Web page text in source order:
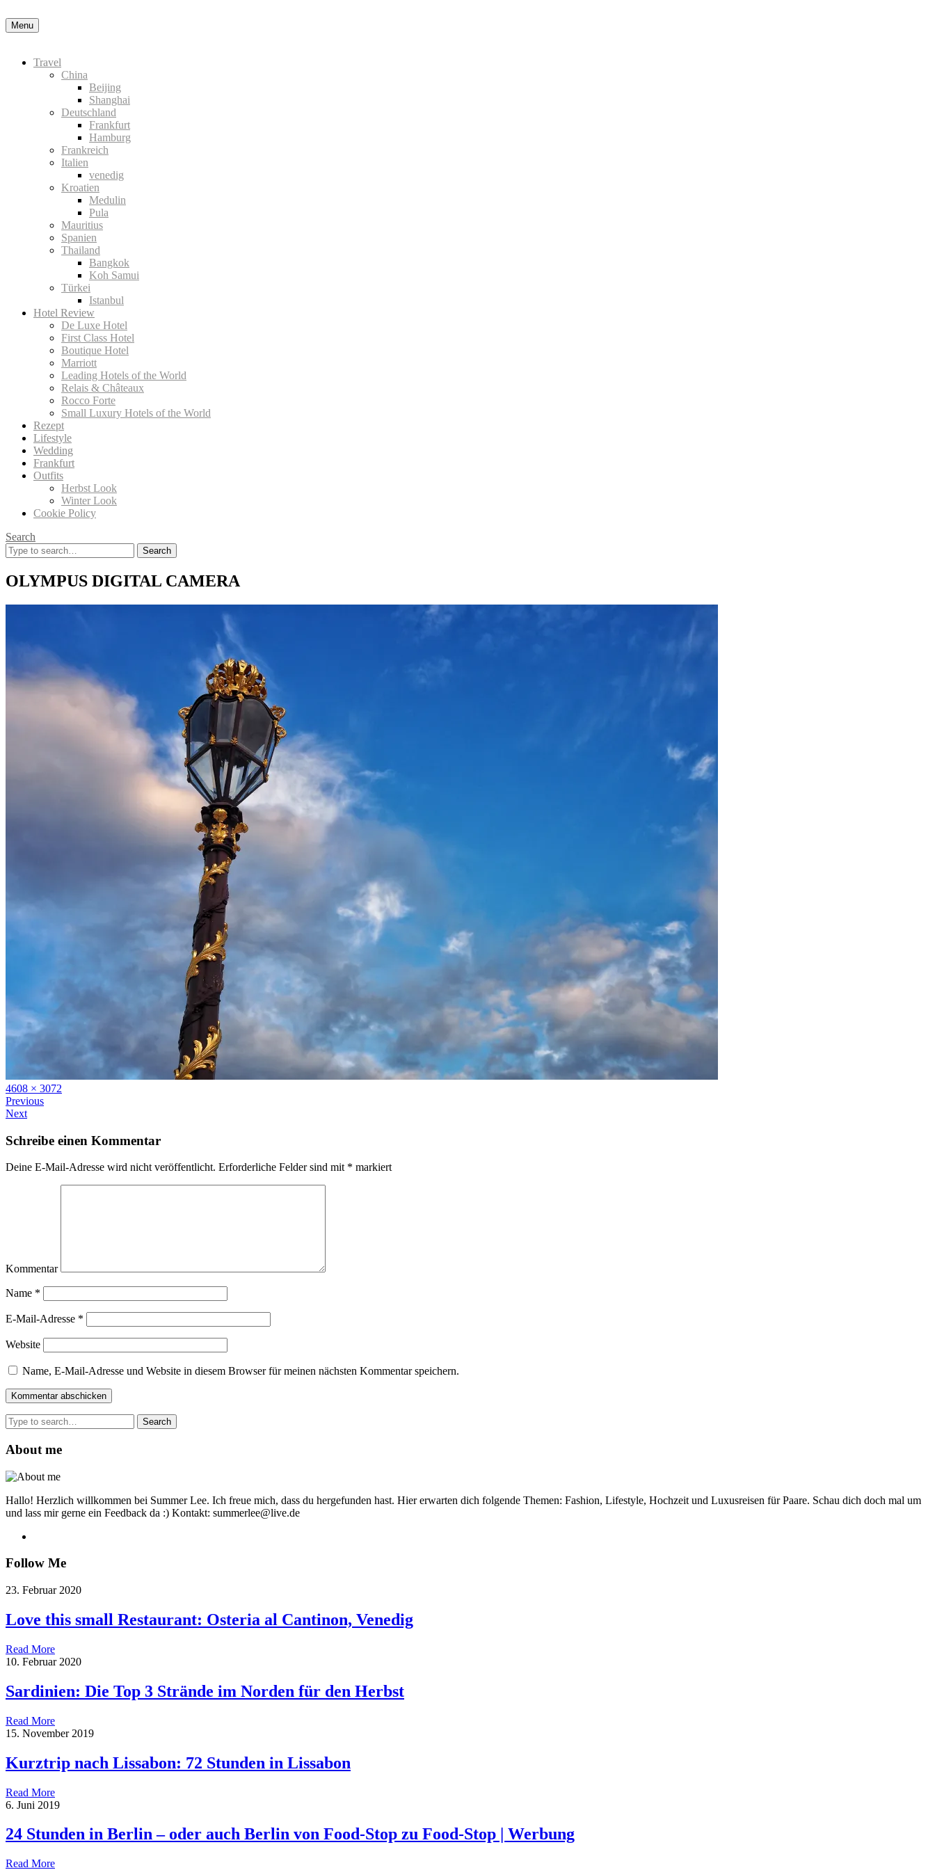
Menu
Travel
China
Beijing
Shanghai
Deutschland
Frankfurt
Hamburg
Frankreich
Italien
venedig
Kroatien
Medulin
Pula
Mauritius
Spanien
Thailand
Bangkok
Koh Samui
Türkei
Istanbul
Hotel Review
De Luxe Hotel
First Class Hotel
Boutique Hotel
Marriott
Leading Hotels of the World
Relais & Châteaux
Rocco Forte
Small Luxury Hotels of the World
Rezept
Lifestyle
Wedding
Frankfurt
Outfits
Herbst Look
Winter Look
Cookie Policy
Search
Search
for:
OLYMPUS DIGITAL CAMERA
Full
size
4608 × 3072
Previous
Next
Schreibe einen Kommentar
Deine E-Mail-Adresse wird nicht veröffentlicht. Erforderliche Felder sind mit * markiert
Kommentar
Name *
E-Mail-Adresse *
Website
Name, E-Mail-Adresse und Website in diesem Browser für meinen nächsten Kommentar speichern.
Search
for:
About me
Hallo! Herzlich willkommen bei Summer Lee. Ich freue mich, dass du hergefunden hast. Hier erwarten dich folgende Themen: Fashion, Lifestyle, Hochzeit und Luxusreisen für Paare. Schau dich doch mal um
und lass mir gerne ein Feedback da :) Kontakt: summerlee@live.de
Follow Me
23. Februar 2020
Love this small Restaurant: Osteria al Cantinon, Venedig
Read More
10. Februar 2020
Sardinien: Die Top 3 Strände im Norden für den Herbst
Read More
15. November 2019
Kurztrip nach Lissabon: 72 Stunden in Lissabon
Read More
6. Juni 2019
24 Stunden in Berlin – oder auch Berlin von Food-Stop zu Food-Stop | Werbung
Read More